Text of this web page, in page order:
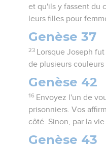
et qu'ils y fassent du
leurs filles pour
Genèse 37
23
Lorsque Joseph
de plusieurs couleurs
Genèse 42
16 Envoyez l'un de
prisonniers. Vos
côté. Sinon, par la
Genèse 43